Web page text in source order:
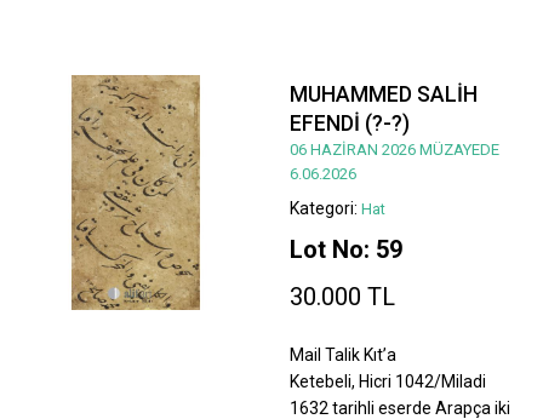
MUHAMMED SALİH
EFENDİ (?-?)
06 HAZİRAN 2026 MÜZAYEDE
6.06.2026
Kategori: Hat
Lot No: 59
30.000 TL
Mail Talik Kıt’a
Ketebeli, Hicri 1042/Miladi
1632 tarihli eserde Arapça iki